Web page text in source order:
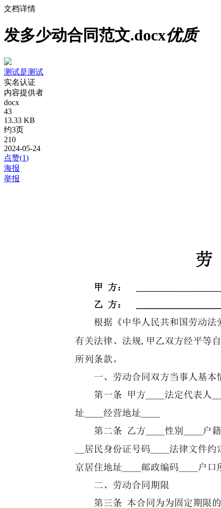
文档详情
发多少动合同范文.docx优质
测试是测试
实名认证
内容提供者
docx
43
13.33 KB
约3页
210
2024-05-24
点赞(1)
海报
举报